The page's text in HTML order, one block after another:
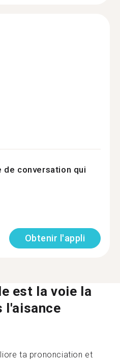
de conversation qui
Obtenir l'appli
est la voie la
l'aisance
ta prononciation et